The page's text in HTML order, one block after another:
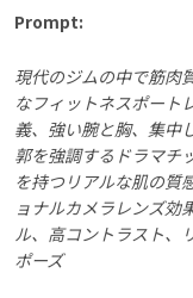
Prompt:
現代のジムの中で筋肉
なフィットネスポート
義、強い腕と胸、集中
郭を強調するドラマチ
を持つリアルな肌の質
ョナルカメラレンズ効
ル、高コントラスト、
ポーズ